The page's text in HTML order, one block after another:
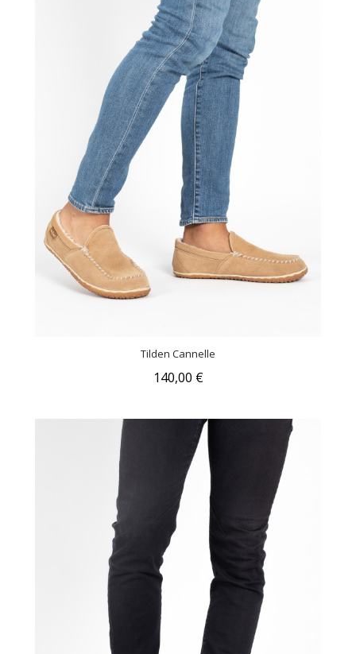
Tilden Cannelle
140,00 €